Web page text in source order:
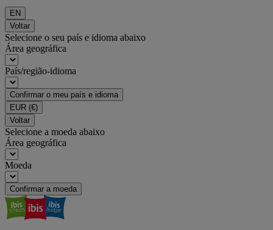
EN
Voltar
Selecione o seu país e idioma abaixo
Área geográfica
País/região-idioma
Confirmar o meu país e idioma
EUR (€)
Voltar
Selecione a moeda abaixo
Área geográfica
Moeda
Confirmar a moeda